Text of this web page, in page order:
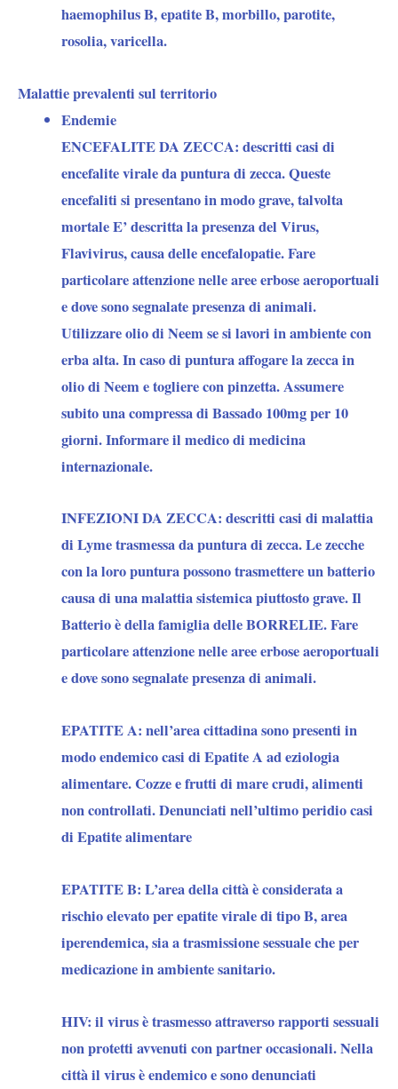
haemophilus B, epatite B, morbillo, parotite,
rosolia, varicella.
Malattie prevalenti sul territorio
Endemie
ENCEFALITE DA ZECCA: descritti casi di
encefalite virale da puntura di zecca. Queste
encefaliti si presentano in modo grave, talvolta
mortale E’ descritta la presenza del Virus,
Flavivirus, causa delle encefalopatie. Fare
particolare attenzione nelle aree erbose aeroportuali
e dove sono segnalate presenza di animali.
Utilizzare olio di Neem se si lavori in ambiente con
erba alta. In caso di puntura affogare la zecca in
olio di Neem e togliere con pinzetta. Assumere
subito una compressa di Bassado 100mg per 10
giorni. Informare il medico di medicina
internazionale.
INFEZIONI DA ZECCA: descritti casi di malattia
di Lyme trasmessa da puntura di zecca. Le zecche
con la loro puntura possono trasmettere un batterio
causa di una malattia sistemica piuttosto grave. Il
Batterio è della famiglia delle BORRELIE. Fare
particolare attenzione nelle aree erbose aeroportuali
e dove sono segnalate presenza di animali.
EPATITE A: nell’area cittadina sono presenti in
modo endemico casi di Epatite A ad eziologia
alimentare. Cozze e frutti di mare crudi, alimenti
non controllati. Denunciati nell’ultimo peridio casi
di Epatite alimentare
EPATITE B: L’area della città è considerata a
rischio elevato per epatite virale di tipo B, area
iperendemica, sia a trasmissione sessuale che per
medicazione in ambiente sanitario.
HIV: il virus è trasmesso attraverso rapporti sessuali
non protetti avvenuti con partner occasionali. Nella
città il virus è endemico e sono denunciati